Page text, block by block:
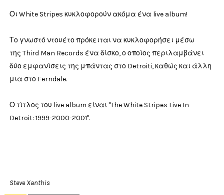
Οι White Stripes κυκλοφορούν ακόμα ένα live album!
Το γνωστό ντουέτο πρόκειται να κυκλοφορήσει μέσω
της Third Man Records ένα δίσκο, ο οποίος περιλαμβάνει
δύο εμφανίσεις της μπάντας στο Detroiti, καθώς και άλλη
μια στο Ferndale.
Ο τίτλος του live album είναι "The White Stripes Live In
Detroit: 1999-2000-2001".
Steve Xanthis